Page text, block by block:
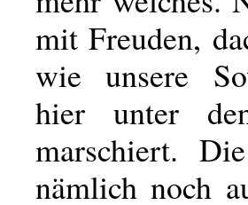
mit Freuden,
wie unsere
hier unter
marschiert.
nämlich noch